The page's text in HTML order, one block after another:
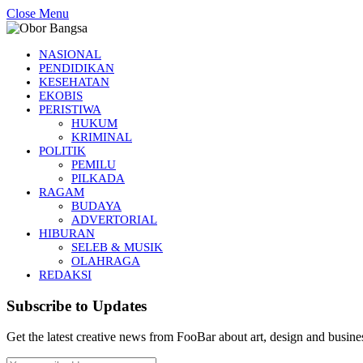
Close Menu
NASIONAL
PENDIDIKAN
KESEHATAN
EKOBIS
PERISTIWA
HUKUM
KRIMINAL
POLITIK
PEMILU
PILKADA
RAGAM
BUDAYA
ADVERTORIAL
HIBURAN
SELEB & MUSIK
OLAHRAGA
REDAKSI
Subscribe to Updates
Get the latest creative news from FooBar about art, design and